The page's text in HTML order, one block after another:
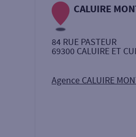
CALUIRE
84 RUE PASTEUR
69300 CALUIRE ET
Agence CALUIRE